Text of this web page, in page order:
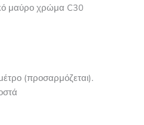
μαύρο χρώμα C30
(προσαρμόζεται).